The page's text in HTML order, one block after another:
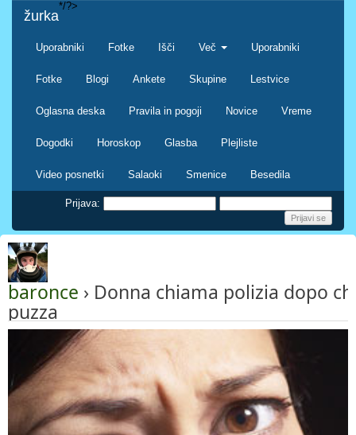
žurka
Uporabniki Fotke Išči Več Uporabniki
Fotke Blogi Ankete Skupine Lestvice
Oglasna deska Pravila in pogoji Novice Vreme
Dogodki Horoskop Glasba Plejliste
Video posnetki Salaoki Smenice Besedila
*/?>
Prijava:
baronce › Donna chiama polizia dopo
puzza